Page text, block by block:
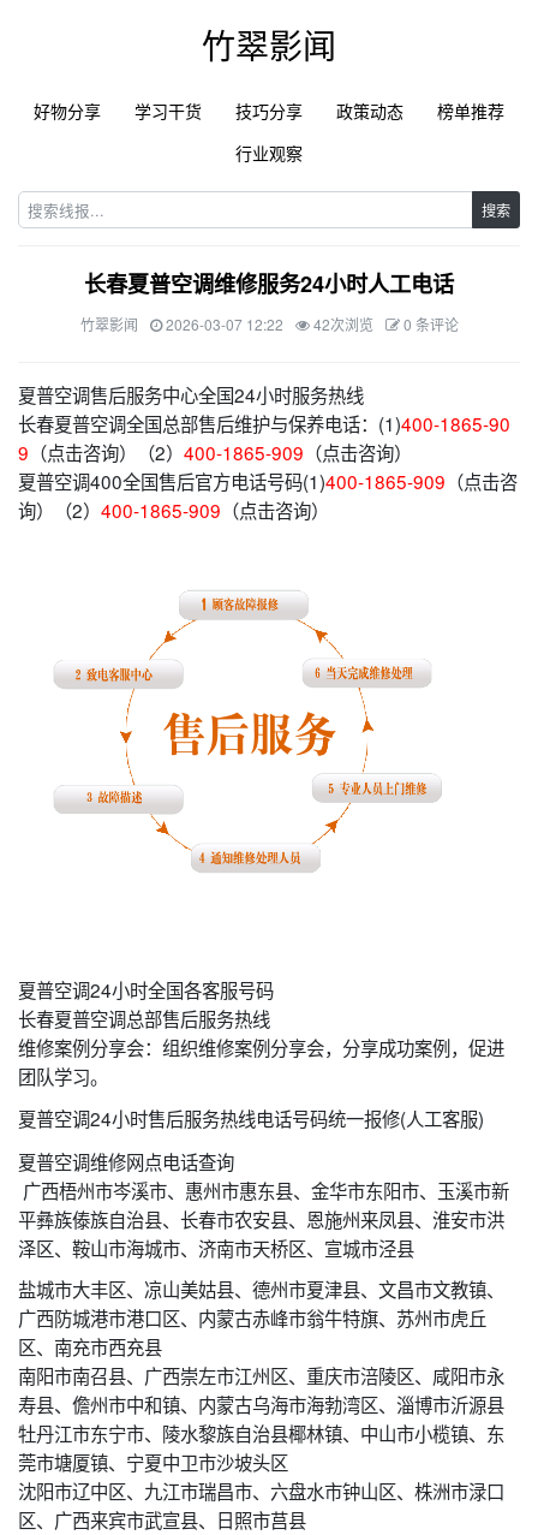
竹翠影闻
好物分享 学习干货 技巧分享 政策动态
榜单推荐
行业观察
搜索
长春夏普空调维修服务24小时人工电话
竹翠影闻 2026-03-07 12:22 42次浏览 0 条评论
夏普空调售后服务中心全国24小时服务热线
长春夏普空调全国总部售后维护与保养电话：(1)400-1865-90
9 （点击咨询）（2） 400-1865-909 （点击咨询）
夏普空调400全国售后官方电话号码(1)400-1865-909 （点击咨
询）（2） 400-1865-909 （点击咨询）
夏普空调24小时全国各客服号码
长春夏普空调总部售后服务热线
维修案例分享会：组织维修案例分享会，分享成功案例，促进
团队学习。
夏普空调24小时售后服务热线电话号码统一报修(人工客服)
夏普空调维修网点电话查询
广西梧州市岑溪市、惠州市惠东县、金华市东阳市、玉溪市新
平彝族傣族自治县、长春市农安县、恩施州来凤县、淮安市洪
泽区、鞍山市海城市、济南市天桥区、宣城市泾县
盐城市大丰区、凉山美姑县、德州市夏津县、文昌市文教镇、
广西防城港市港口区、内蒙古赤峰市翁牛特旗、苏州市虎丘
区、南充市西充县
南阳市南召县、广西崇左市江州区、重庆市涪陵区、咸阳市永
寿县、儋州市中和镇、内蒙古乌海市海勃湾区、淄博市沂源县
牡丹江市东宁市、陵水黎族自治县椰林镇、中山市小榄镇、东
莞市塘厦镇、宁夏中卫市沙坡头区
沈阳市辽中区、九江市瑞昌市、六盘水市钟山区、株洲市渌口
区、广西来宾市武宣县、日照市莒县